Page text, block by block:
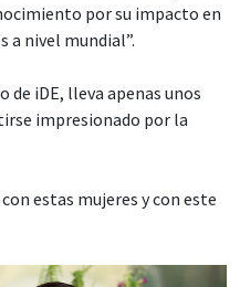
por su impacto en
a nivel mundial”.
iDE, lleva apenas unos
impresionado por la
estas mujeres y con este